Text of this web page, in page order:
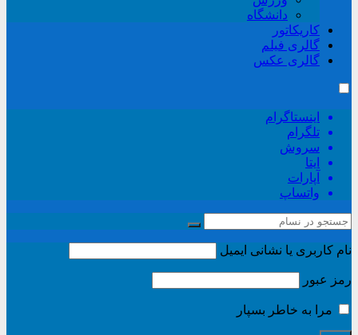
دانشگاه
کاریکاتور
گالری فیلم
گالری عکس
اینستاگرام
تلگرام
سروش
ایتا
آپارات
واتساپ
نام کاربری یا نشانی ایمیل
رمز عبور
مرا به خاطر بسپار